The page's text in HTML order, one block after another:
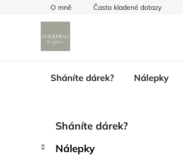
O mně Často kladené dotazy
Sháníte dárek? Nálepky
s
kategorie
e
Sháníte dárek?
Nálepky